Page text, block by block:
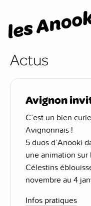
Actus
Avignon
C’est un bien
Avignonnais !
5 duos d’Anooki
une animation sur
Célestins
novembre au 4
Infos pratiques